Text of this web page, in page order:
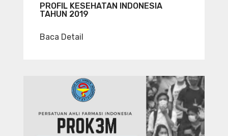
PROFIL KESEHATAN INDONESIA
TAHUN 2019
Baca Detail